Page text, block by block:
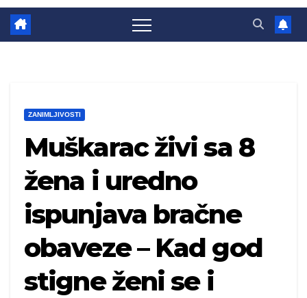
ZANIMLJIVOSTI
Muškarac živi sa 8
žena i uredno
ispunjava bračne
obaveze – Kad god
stigne ženi se i